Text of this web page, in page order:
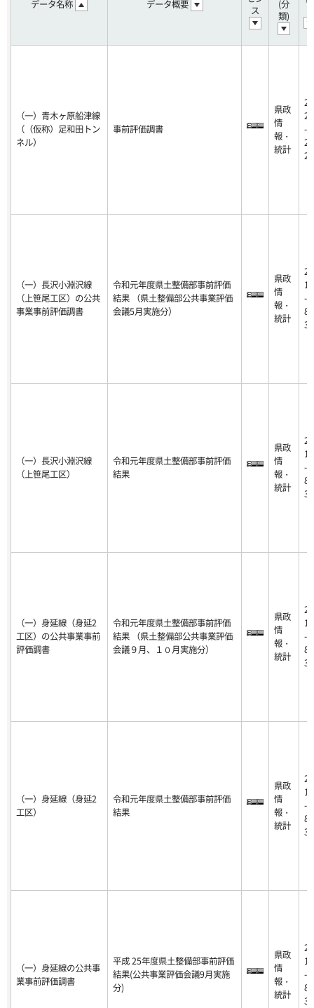
データ名称 データ概要
ス
(分
類)
（一）青木ヶ原船津線
（（仮称）足和田トン
ネル）
事前評価調書
県政
情
報・
統計
20
20
-1
2-
22
（一）長沢小淵沢線
（上笹尾工区）の公共
事業事前評価調書
令和元年度県土整備部事前評価
結果 （県土整備部公共事業評価
会議5月実施分）
県政
情
報・
統計
20
18
-0
8-
31
（一）長沢小淵沢線
（上笹尾工区）
令和元年度県土整備部事前評価
結果
県政
情
報・
統計
20
18
-0
8-
31
（一）身延線（身延2
工区）の公共事業事前
評価調書
令和元年度県土整備部事前評価
結果 （県土整備部公共事業評価
会議９月、１０月実施分）
県政
情
報・
統計
20
18
-0
8-
31
（一）身延線（身延2
工区）
令和元年度県土整備部事前評価
結果
県政
情
報・
統計
20
18
-0
8-
31
（一）身延線の公共事
業事前評価調書
平成 25年度県土整備部事前評価
結果(公共事業評価会議9月実施
分)
県政
情
報・
統計
20
18
-0
8-
31